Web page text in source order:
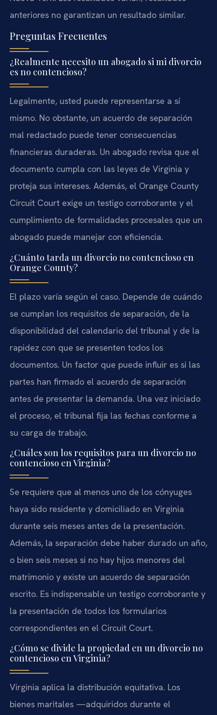
anteriores no garantizan un resultado similar.
Preguntas Frecuentes
¿Realmente necesito un abogado si mi divorcio
es no contencioso?
Legalmente, usted puede representarse a sí
mismo. No obstante, un acuerdo de separación
mal redactado puede tener consecuencias
financieras duraderas. Un abogado revisa que el
documento cumpla con las leyes de Virginia y
proteja sus intereses. Además, el Orange County
Circuit Court exige un testigo corroborante y el
cumplimiento de formalidades procesales que un
abogado puede manejar con eficiencia.
¿Cuánto tarda un divorcio no contencioso en
Orange County?
El plazo varía según el caso. Depende de cuándo
se cumplan los requisitos de separación, de la
disponibilidad del calendario del tribunal y de la
rapidez con que se presenten todos los
documentos. Un factor que puede influir es si las
partes han firmado el acuerdo de separación
antes de presentar la demanda. Una vez iniciado
el proceso, el tribunal fija las fechas conforme a
su carga de trabajo.
¿Cuáles son los requisitos para un divorcio no
contencioso en Virginia?
Se requiere que al menos uno de los cónyuges
haya sido residente y domiciliado en Virginia
durante seis meses antes de la presentación.
Además, la separación debe haber durado un año,
o bien seis meses si no hay hijos menores del
matrimonio y existe un acuerdo de separación
escrito. Es indispensable un testigo corroborante y
la presentación de todos los formularios
correspondientes en el Circuit Court.
¿Cómo se divide la propiedad en un divorcio no
contencioso en Virginia?
Virginia aplica la distribución equitativa. Los
bienes maritales —adquiridos durante el